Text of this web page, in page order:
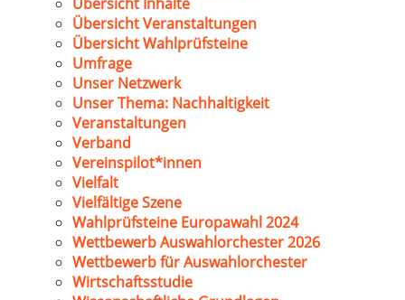
Übersicht Veranstaltungen
Übersicht Wahlprüfsteine
Umfrage
Unser Netzwerk
Unser Thema: Nachhaltigkeit
Veranstaltungen
Verband
Vereinspilot*innen
Vielfalt
Vielfältige Szene
Wahlprüfsteine Europawahl 2024
Wettbewerb Auswahlorchester 2026
Wettbewerb für Auswahlorchester
Wirtschaftsstudie